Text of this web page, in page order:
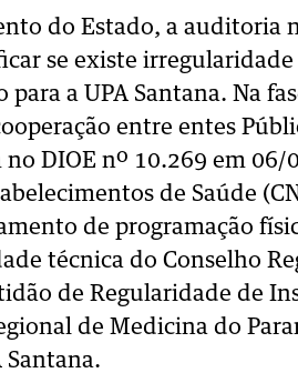
do Estado, a auditoria
se existe
a UPA Santana. Na
entre entes
DIOE nº 10.269 em 06/
de Saúde
de programação
técnica do Conselho
de Regularidade de
de Medicina do
Santana.